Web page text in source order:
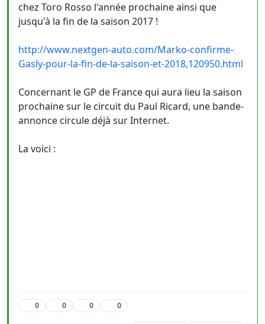
chez Toro Rosso l'année prochaine ainsi que
jusqu'à la fin de la saison 2017 !
http://www.nextgen-auto.com/Marko-confirme-
Gasly-pour-la-fin-de-la-saison-et-2018,120950.html
Concernant le GP de France qui aura lieu la saison
prochaine sur le circuit du Paul Ricard, une bande-
annonce circule déjà sur Internet.
La voici :
0 0 0 0